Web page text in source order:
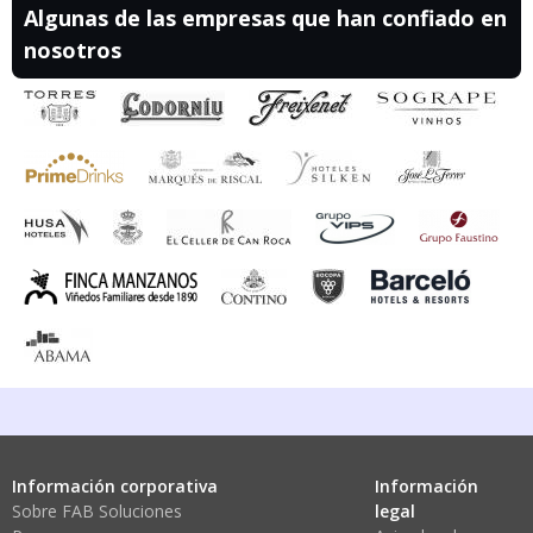
Algunas de las empresas que han confiado en
nosotros
Información corporativa
Sobre FAB Soluciones
Información
legal